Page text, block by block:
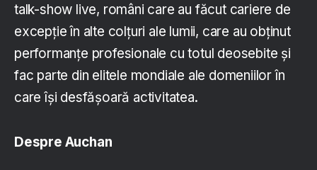
talk-show live, români care au făcut cariere de
excepție în alte colțuri ale lumii, care au obținut
performanțe profesionale cu totul deosebite și
fac parte din elitele mondiale ale domeniilor în
care își desfășoară activitatea.
Despre Auchan